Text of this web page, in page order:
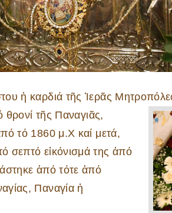
ἡ καρδιά τῆς Ἱερᾶς
θρονί τῆς Παναγιᾶς,
τό 1860 μ.Χ καί μετά,
σεπτό εἰκόνισμά της ἀπό
ἀπό τότε ἀπό
Παναγία ἡ